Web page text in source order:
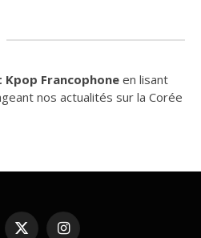
Kpop Francophone en lisant
nos actualités sur la Corée
X Instagram